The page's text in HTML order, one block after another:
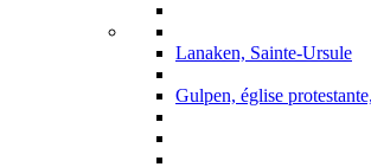
Lanaken, Sainte-Ursule
Gulpen, église